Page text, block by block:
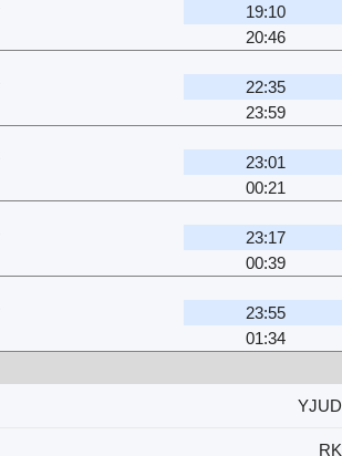
19:10
20:46
22:35
23:59
23:01
00:21
23:17
00:39
23:55
01:34
YJUD
RK